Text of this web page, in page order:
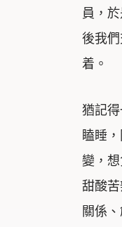
員，
後我
着。
猶記
瞌睡
變，
甜酸
關係